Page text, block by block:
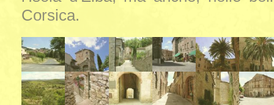
Corsica.